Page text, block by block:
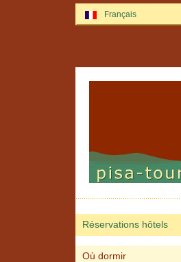
Réservations hôtels
Où dormir
Français